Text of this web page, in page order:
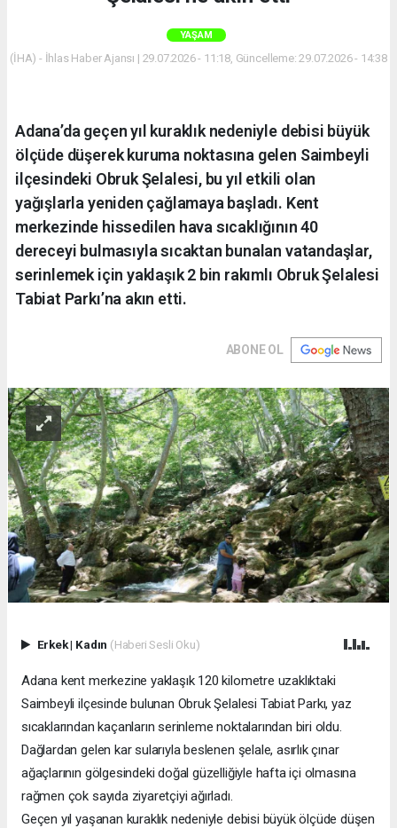
YAŞAM
(İHA) - İhlas Haber Ajansı | 29.07.2026 - 11:18, Güncelleme: 29.07.2026 - 14:38
Adana’da geçen yıl kuraklık nedeniyle debisi büyük
ölçüde düşerek kuruma noktasına gelen Saimbeyli
ilçesindeki Obruk Şelalesi, bu yıl etkili olan
yağışlarla yeniden çağlamaya başladı. Kent
merkezinde hissedilen hava sıcaklığının 40
dereceyi bulmasıyla sıcaktan bunalan vatandaşlar,
serinlemek için yaklaşık 2 bin rakımlı Obruk Şelalesi
Tabiat Parkı’na akın etti.
ABONE OL
Erkek| Kadın (Haberi Sesli Oku)
Adana kent merkezine yaklaşık 120 kilometre uzaklıktaki
Saimbeyli ilçesinde bulunan Obruk Şelalesi Tabiat Parkı, yaz
sıcaklarından kaçanların serinleme noktalarından biri oldu.
Dağlardan gelen kar sularıyla beslenen şelale, asırlık çınar
ağaçlarının gölgesindeki doğal güzelliğiyle hafta içi olmasına
rağmen çok sayıda ziyaretçiyi ağırladı.
Geçen yıl yaşanan kuraklık nedeniyle debisi büyük ölçüde düşen